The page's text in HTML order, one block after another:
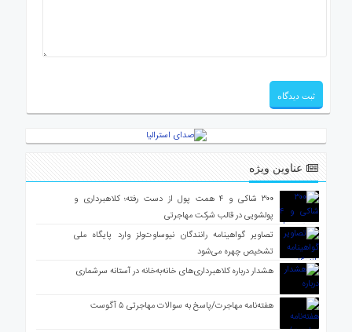
عناوین ویژه
۳۰۰ شاکی و ۴ همت پول از دست رفته؛ کلاهبرداری و
پولشویی در قالب شرکت مهاجرتی
تصاویر گواهینامه رانندگان نیوساوت‌ولز وارد پایگاه ملی
تشخیص چهره می‌شود
هشدار درباره کلاهبرداری‌های خانه‌به‌خانه در آستانه سرشماری
هفته‌نامه مهاجرت/پاسخ به سوالات مهاجرتی ۵ آگوست